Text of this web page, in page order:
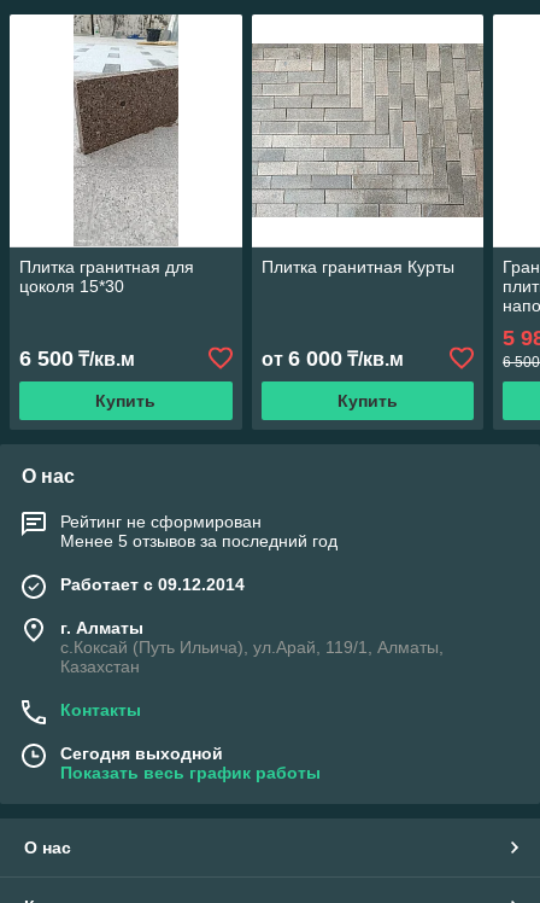
Плитка гранитная для
цоколя 15*30
6 500 ₸/кв.м
Купить
Плитка гранитная Курты
от 6 000₸/кв.м
Купить
5
6
О нас
Рейтинг не сформирован
Менее 5 отзывов за последний год
Работает с 09.12.2014
г. Алматы
с.Коксай (Путь Ильича), ул.Арай, 119/1, Алматы,
Казахстан
Контакты
Сегодня выходной
Показать весь график работы
О нас